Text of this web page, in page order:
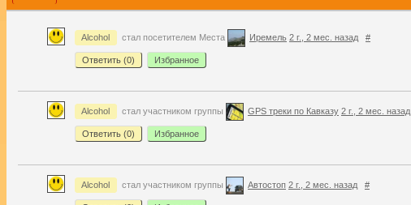
Alcohol стал посетителем Места Иремель 2 г., 2 мес. назад #
Ответить (0) Избранное
Alcohol стал участником группы GPS треки по Кавказу 2 г., 2 мес. назад
Ответить (0) Избранное
Alcohol стал участником группы Автостоп 2 г., 2 мес. назад #